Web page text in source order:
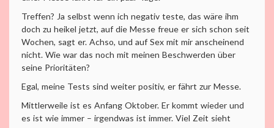
Treffen? Ja selbst wenn ich negativ teste, das wäre ihm
doch zu heikel jetzt, auf die Messe freue er sich schon seit
Wochen, sagt er. Achso, und auf Sex mit mir anscheinend
nicht. Wie war das noch mit meinen Beschwerden über
seine Prioritäten?
Egal, meine Tests sind weiter positiv, er fährt zur Messe.
Mittlerweile ist es Anfang Oktober. Er kommt wieder und
es ist wie immer – irgendwas ist immer. Viel Zeit sieht